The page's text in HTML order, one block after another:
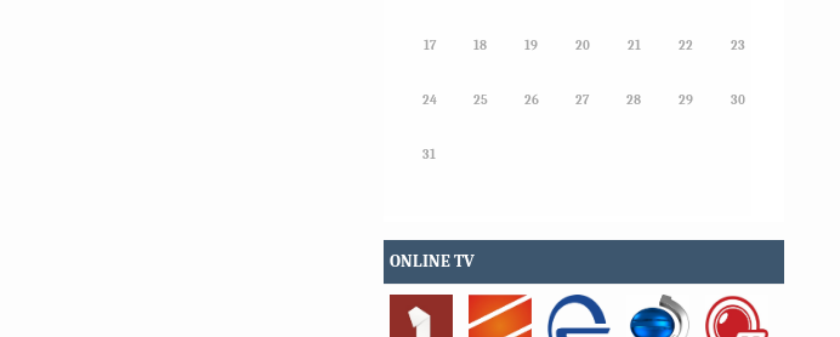
17 18 19 20 21 22 23
24 25 26 27 28 29 30
31
ONLINE TV